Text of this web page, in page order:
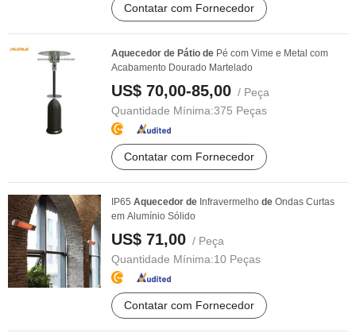
Contatar com Fornecedor
Aquecedor de Pátio de Pé com Vime e Metal com
Acabamento Dourado Martelado
US$ 70,00-85,00 / Peça
Quantidade Mínima:375 Peças
Contatar com Fornecedor
IP65 Aquecedor de Infravermelho de Ondas Curtas
em Alumínio Sólido
US$ 71,00 / Peça
Quantidade Mínima:10 Peças
Contatar com Fornecedor